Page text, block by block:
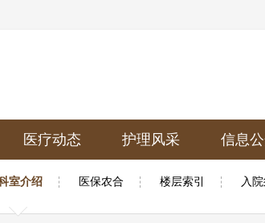
医疗动态 护理风采 信息
室介绍 医保农合 楼层索引 入